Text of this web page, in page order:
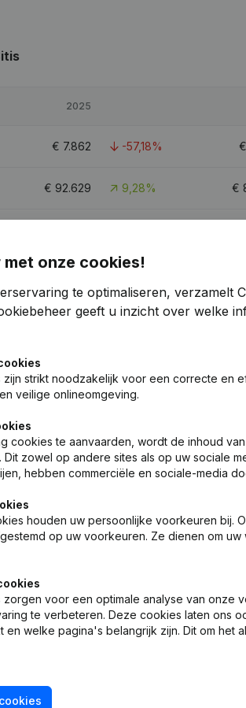
2025
€ 7.862 -57,18% €
€ 92.629 9,28% €
3
Ontslagnemingen - Benoemingen - Wijziging
Maatschappelijke Zetel
Benaming - Maatschappelijke Zetel - Doel -
Coördinatie, Overige Wijzigingen, .)
Ontslagneming(en) Benoeming(en)
met onze cookies!
te optimaliseren, verzamelt
geeft u inzicht over welke
strikt noodzakelijk voor een correcte en
veilige onlineomgeving.
cookies te aanvaarden, wordt de inhoud
Dit zowel op andere sites als op uw sociale
hebben commerciële en sociale-media
houden uw persoonlijke voorkeuren bij.
op uw voorkeuren. Ze dienen om
voor een optimale analyse van onze
te verbeteren. Deze cookies laten ons
en welke pagina's belangrijk zijn. Dit om het